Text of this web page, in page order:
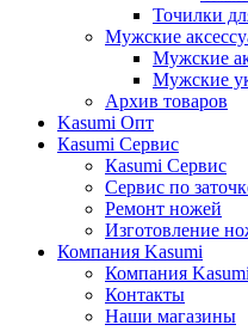
Точилки
Мужские
Мужские
Мужские
Архив товаров
Kasumi Опт
Кasumi Сервис
Кasumi Сервис
Сервис по
Ремонт ножей
Изготовление
Компания Kasumi
Компания Kasumi
Контакты
Наши магазины